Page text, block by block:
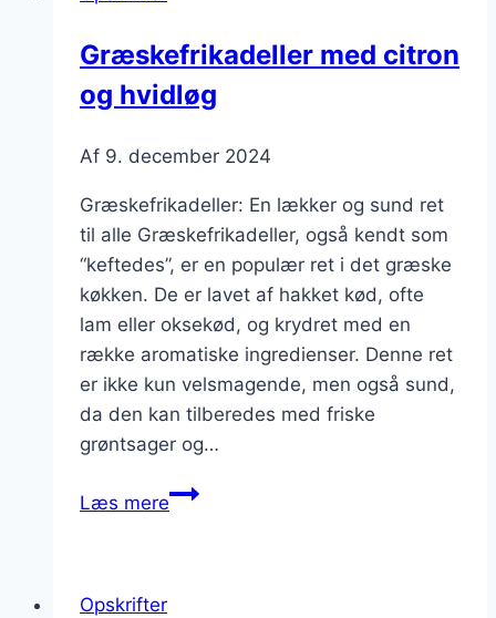
Græskefrikadeller med citron
og hvidløg
Af 9. december 2024
Græskefrikadeller: En lækker og sund ret
til alle Græskefrikadeller, også kendt som
“keftedes”, er en populær ret i det græske
køkken. De er lavet af hakket kød, ofte
lam eller oksekød, og krydret med en
række aromatiske ingredienser. Denne ret
er ikke kun velsmagende, men også sund,
da den kan tilberedes med friske
grøntsager og…
Læs mereGræskefrikadeller
Opskrifter